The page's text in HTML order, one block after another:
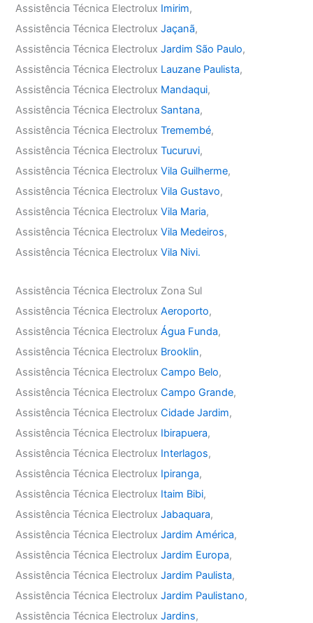
Assistência Técnica Electrolux Imirim,
Assistência Técnica ElectroluxJaçanã,
Assistência Técnica ElectroluxJardim São Paulo,
Assistência Técnica Electrolux Lauzane Paulista,
Assistência Técnica Electrolux Mandaqui,
Assistência Técnica Electrolux Santana,
Assistência Técnica ElectroluxTremembé,
Assistência Técnica ElectroluxTucuruvi,
Assistência Técnica ElectroluxVila Guilherme,
Assistência Técnica ElectroluxVila Gustavo,
Assistência Técnica ElectroluxVila Maria,
Assistência Técnica ElectroluxVila Medeiros,
Assistência Técnica ElectroluxVila Nivi.
Assistência Técnica Electrolux Zona Sul
Assistência Técnica ElectroluxAeroporto,
Assistência Técnica ElectroluxÁgua Funda,
Assistência Técnica Electrolux Brooklin,
Assistência Técnica ElectroluxCampo Belo,
Assistência Técnica ElectroluxCampo Grande,
Assistência Técnica ElectroluxCidade Jardim,
Assistência Técnica Electrolux Ibirapuera,
Assistência Técnica Electrolux Interlagos,
Assistência Técnica Electrolux Ipiranga,
Assistência Técnica Electrolux Itaim Bibi,
Assistência Técnica ElectroluxJabaquara,
Assistência Técnica ElectroluxJardim América,
Assistência Técnica ElectroluxJardim Europa,
Assistência Técnica ElectroluxJardim Paulista,
Assistência Técnica ElectroluxJardim Paulistano,
Assistência Técnica ElectroluxJardins,